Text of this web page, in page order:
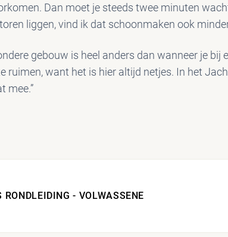
Dan moet je steeds twee minuten
liggen, vind ik dat schoonmaken ook
gebouw is heel anders dan wanneer je bij
ruimen, want het is hier altijd netjes. In het
mee.”
- VOLWASSENE